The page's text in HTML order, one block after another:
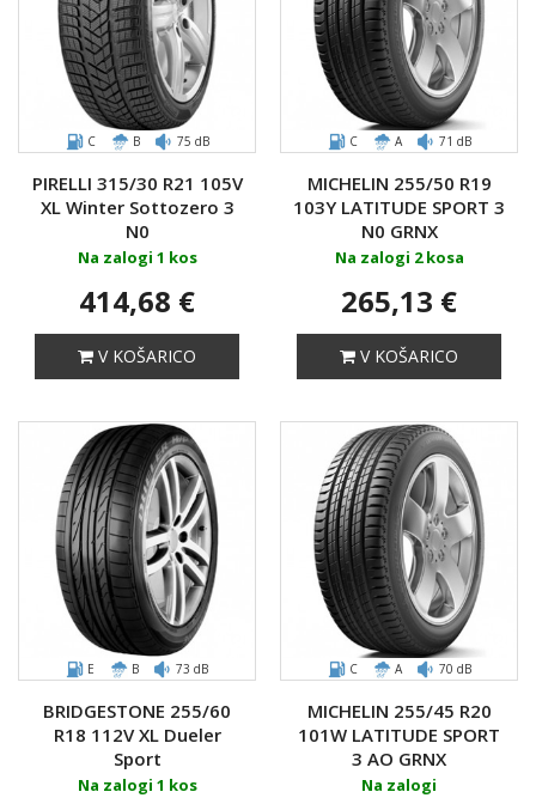
C B 75 dB
PIRELLI 315/30 R21 105V
XL Winter Sottozero 3
N0
Na zalogi 1 kos
414,68 €
V KOŠARICO
C A 71 dB
MICHELIN 255/50 R19
103Y LATITUDE SPORT 3
N0 GRNX
Na zalogi 2 kosa
265,13 €
V KOŠARICO
E B 73 dB
BRIDGESTONE 255/60
R18 112V XL Dueler
Sport
Na zalogi 1 kos
C A 70 dB
MICHELIN 255/45 R20
101W LATITUDE SPORT
3 AO GRNX
Na zalogi